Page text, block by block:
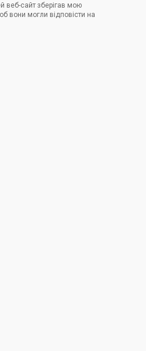
веб-сайт зберігав мою
вони могли відповісти на